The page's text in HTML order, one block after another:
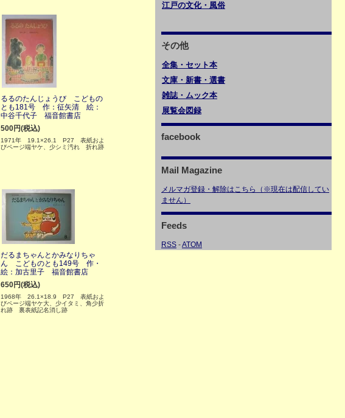
るるのたんじょうび こどもの
とも181号 作：征矢清 絵：
中谷千代子 福音館書店
500円(税込)
1971年 19.1×26.1 P27 表紙およ
びページ端ヤケ、少シミ汚れ 折れ跡
だるまちゃんとかみなりちゃ
ん こどものとも149号 作・
絵：加古里子 福音館書店
650円(税込)
1968年 26.1×18.9 P27 表紙およ
びページ端ヤケ大、少イタミ、角少折
れ跡 裏表紙記名消し跡
江戸の文化・風俗
その他
全集・セット本
文庫・新書・選書
雑誌・ムック本
展覧会図録
facebook
Mail Magazine
メルマガ登録・解除はこちら（※現在は配信してい
ません）
Feeds
RSS -ATOM